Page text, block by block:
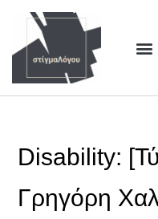
Disability:
Γρηγόρη